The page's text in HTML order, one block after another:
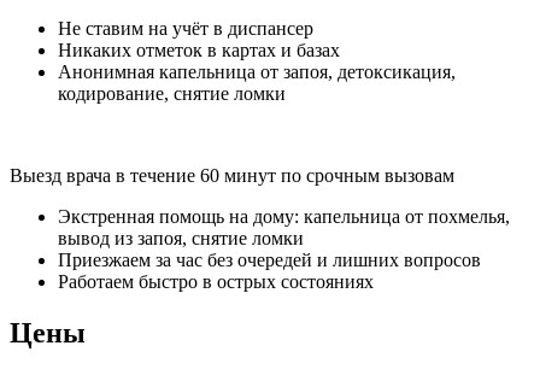
Не ставим на учёт в диспансер
Никаких отметок в картах и базах
Анонимная капельница от запоя, детоксикация,
кодирование, снятие ломки
Выезд врача в течение 60 минут по срочным вызовам
Экстренная помощь на дому: капельница от похмелья,
вывод из запоя, снятие ломки
Приезжаем за час без очередей и лишних вопросов
Работаем быстро в острых состояниях
Цены